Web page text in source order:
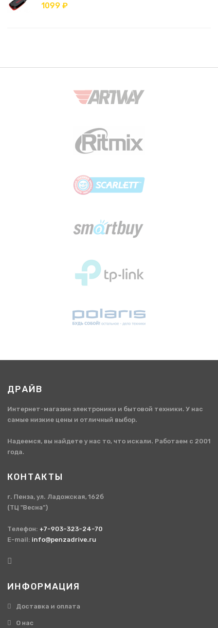
1099 ₽
ДРАЙВ
Интернет-магазин электроники и бытовой техники. У нас
самые низкие цены и отличный выбор.
Надеемся, вы найдете у нас то, что искали. Работаем с 2001
года.
КОНТАКТЫ
г. Пенза, ул. Ладожская, 162б
(ТЦ "Весна")
Телефон: +7-903-323-24-70
E-mail: info@penzadrive.ru
ИНФОРМАЦИЯ
Доставка и оплата
О нас